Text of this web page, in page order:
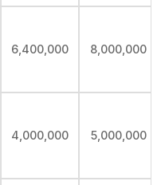
6,400,000 8,000,000
4,000,000 5,000,000